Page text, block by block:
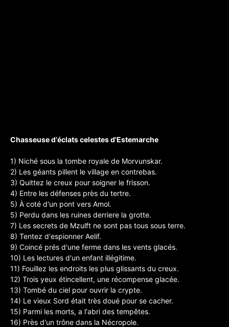
Chasseuse d‘éclats celestes d'Estemarche
1) Niché sous la tombe royale de Morvunskar.
2) Les géants pillent le village en contrebas.
3) Quittez le creux pour soigner le frisson.
4) Entre les défenses près du tertre.
5) À coté d'un pont vers Amol.
5) Perdu dans les ruines derriere la grotte.
7) Les secrets de Mzulft ne sont pas tous sous terre.
8) Tentez d'espionner Aelif.
9) Coincé prés d'une ferme dans les vents glacés.
10) Les lectures d'un enfant illégitime.
11) Fouillez les endroits les plus glissants du creux.
12) Trois yeux étincellent, une récompense glacée.
13) Tombé du ciel pour ouvrir la crypte.
14) Le vieux Sord était très doué pour se cacher.
15) Parmi les morts, a l'abri des tempêtes.
16) Près d'un trône dans la Nécropole.